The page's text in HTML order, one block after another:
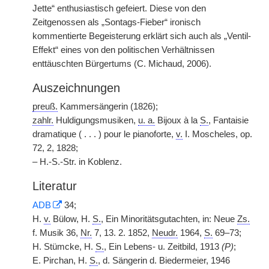
Jette“ enthusiastisch gefeiert. Diese von den
Zeitgenossen als „Sontags-Fieber“ ironisch
kommentierte Begeisterung erklärt sich auch als „Ventil-
Effekt“ eines von den politischen Verhältnissen
enttäuschten Bürgertums (C. Michaud, 2006).
Auszeichnungen
preuß. Kammersängerin (1826);
zahlr. Huldigungsmusiken, u. a. Bijoux à la S., Fantaisie
dramatique ( . . . ) pour le pianoforte, v. I. Moscheles, op.
72, 2, 1828;
– H.-S.-Str. in Koblenz.
Literatur
ADB
34;
H. v. Bülow, H. S., Ein Minoritätsgutachten, in: Neue Zs.
f. Musik 36, Nr. 7, 13. 2. 1852, Neudr. 1964, S. 69–73;
H. Stümcke, H. S., Ein Lebens- u. Zeitbild, 1913 (P);
E. Pirchan, H. S., d. Sängerin d. Biedermeier, 1946